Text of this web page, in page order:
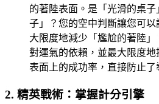
的著陸表面。是「光滑的桌
子」？您的空中判斷讓您可
大限度地減少「尷尬的著陸
對運氣的依賴，並最大限度
表面上的成功率，直接防止了
2. 精英戰術：掌握計分引擎